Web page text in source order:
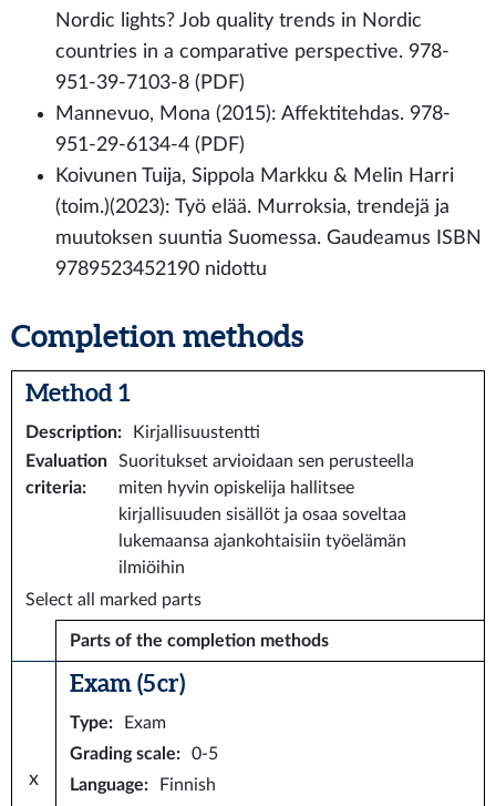
Nordic lights? Job quality trends in Nordic
countries in a comparative perspective. 978-
951-39-7103-8 (PDF)
Mannevuo, Mona (2015): Affektitehdas. 978-
951-29-6134-4 (PDF)
Koivunen Tuija, Sippola Markku & Melin Harri
(toim.)(2023): Työ elää. Murroksia, trendejä ja
muutoksen suuntia Suomessa. Gaudeamus ISBN
9789523452190 nidottu
Completion methods
Method 1
Description:
Kirjallisuustentti
Evaluation
criteria:
Suoritukset arvioidaan sen perusteella
miten hyvin opiskelija hallitsee
kirjallisuuden sisällöt ja osaa soveltaa
lukemaansa ajankohtaisiin työelämän
ilmiöihin
Select all marked parts
Parts of the completion methods
x
Exam (5 cr)
Type:
Exam
Grading scale:
0-5
Language: Finnish